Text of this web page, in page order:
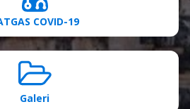
COVID-19
Galeri